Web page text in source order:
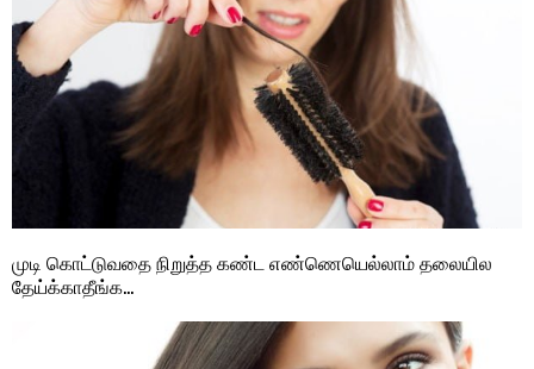
முடி கொட்டுவதை நிறுத்த கண்ட எண்ணெயெல்லாம் தலையில
தேய்க்காதீங்க…